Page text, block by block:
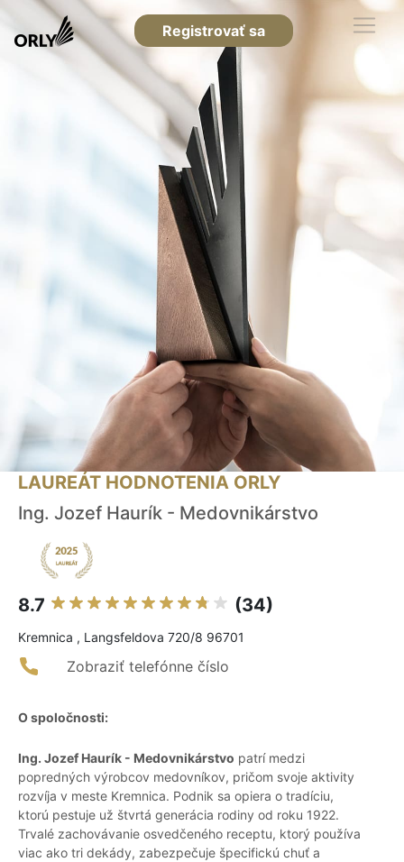
Registrovať sa
LAUREÁT HODNOTENIA ORLY
Ing. Jozef Haurík - Medovnikárstvo
8.7 (34)
Kremnica , Langsfeldova 720/8 96701
Zobraziť telefónne číslo
O spoločnosti:
Ing. Jozef Haurík - Medovnikárstvo patrí medzi
popredných výrobcov medovníkov, pričom svoje aktivity
rozvíja v meste Kremnica. Podnik sa opiera o tradíciu,
ktorú pestuje už štvrtá generácia rodiny od roku 1922.
Trvalé zachovávanie osvedčeného receptu, ktorý používa
viac ako tri dekády, zabezpečuje špecifickú chuť a